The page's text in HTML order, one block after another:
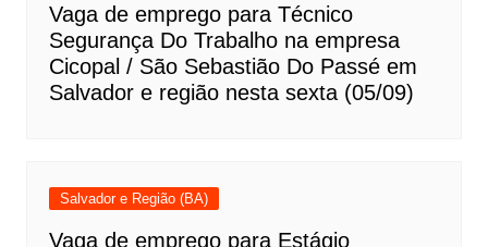
Vaga de emprego para Técnico
Segurança Do Trabalho na empresa
Cicopal / São Sebastião Do Passé em
Salvador e região nesta sexta (05/09)
Salvador e Região (BA)
Vaga de emprego para Estágio